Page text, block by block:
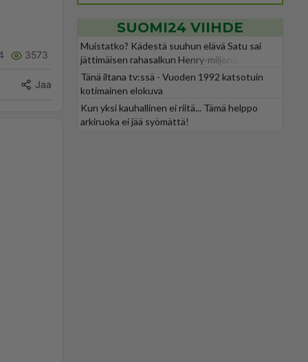
3573
Jaa
SUOMI24 VIIHDE
Muistatko? Kädestä suuhun elävä Satu sai
jättimäisen rahasalkun Henry-miljonääriltä
Tänä iltana tv:ssä - Vuoden 1992 katsotuin
kotimainen elokuva
Kun yksi kauhallinen ei riitä... Tämä helppo
arkiruoka ei jää syömättä!